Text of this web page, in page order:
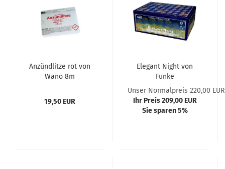
Anzündlitze rot von
Wano 8m
19,50 EUR
Elegant Night von
Funke
Unser Normalpreis 220,00 EUR
Ihr Preis 209,00 EUR
Sie sparen 5%